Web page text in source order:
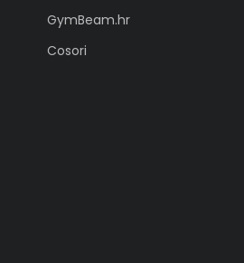
GymBeam.hr
Cosori